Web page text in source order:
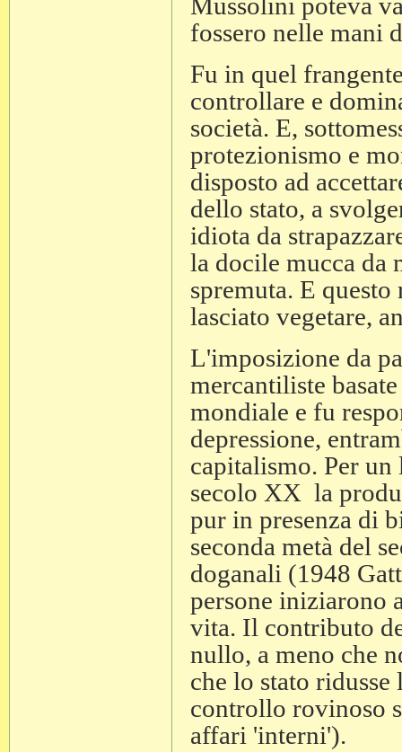
fossero nelle mani
Fu in quel
controllare e
società. E,
protezionismo e
disposto ad
dello stato, a
idiota da
la docile mucca da
spremuta. E
lasciato vegetare,
L'imposizione da
mercantiliste
mondiale e fu
depressione,
capitalismo. Per
secolo XX la
pur in presenza di
seconda metà del
doganali (1948
persone iniziarono
vita. Il contributo
nullo, a meno che
che lo stato ridusse
controllo rovinoso
affari 'interni').